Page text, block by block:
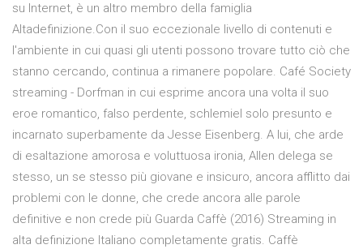
su Internet, è un altro membro della famiglia
Altadefinizione.Con il suo eccezionale livello di contenuti e
l'ambiente in cui quasi gli utenti possono trovare tutto ciò che
stanno cercando, continua a rimanere popolare. Café Society
streaming - Dorfman in cui esprime ancora una volta il suo
eroe romantico, falso perdente, schlemiel solo presunto e
incarnato superbamente da Jesse Eisenberg. A lui, che arde
di esaltazione amorosa e voluttuosa ironia, Allen delega se
stesso, un se stesso più giovane e insicuro, ancora afflitto dai
problemi con le donne, che crede ancora alle parole
definitive e non crede più Guarda Caffè (2016) Streaming in
alta definizione Italiano completamente gratis. Caffè